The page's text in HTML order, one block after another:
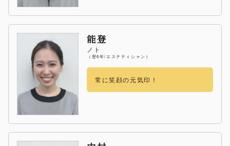
能登
ノト
（歴6年/エステティシャン）
常に笑顔の元気印！